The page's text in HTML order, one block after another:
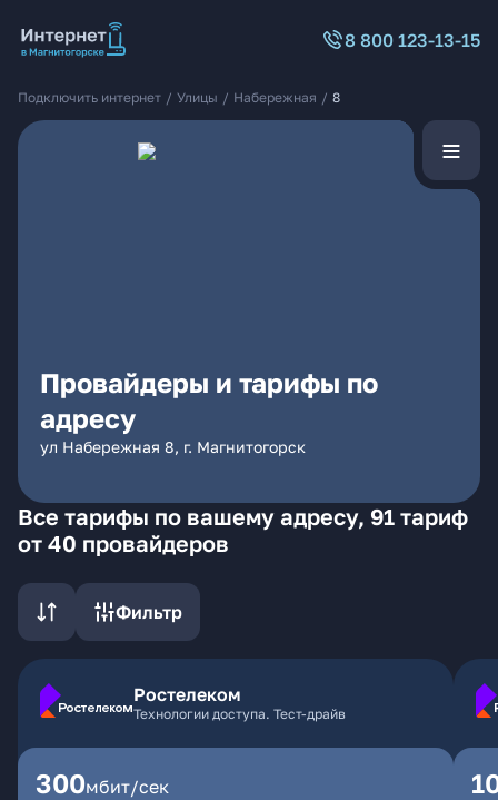
8 800 123-13-15
Подключить интернет / Улицы / Набережная / 8
Провайдеры и тарифы по
адресу
ул Набережная 8, г. Магнитогорск
Все тарифы по вашему адресу, 91 тариф
от 40 провайдеров
Фильтр
Ростелеком
Технологии доступа. Тест-драйв
300мбит/сек